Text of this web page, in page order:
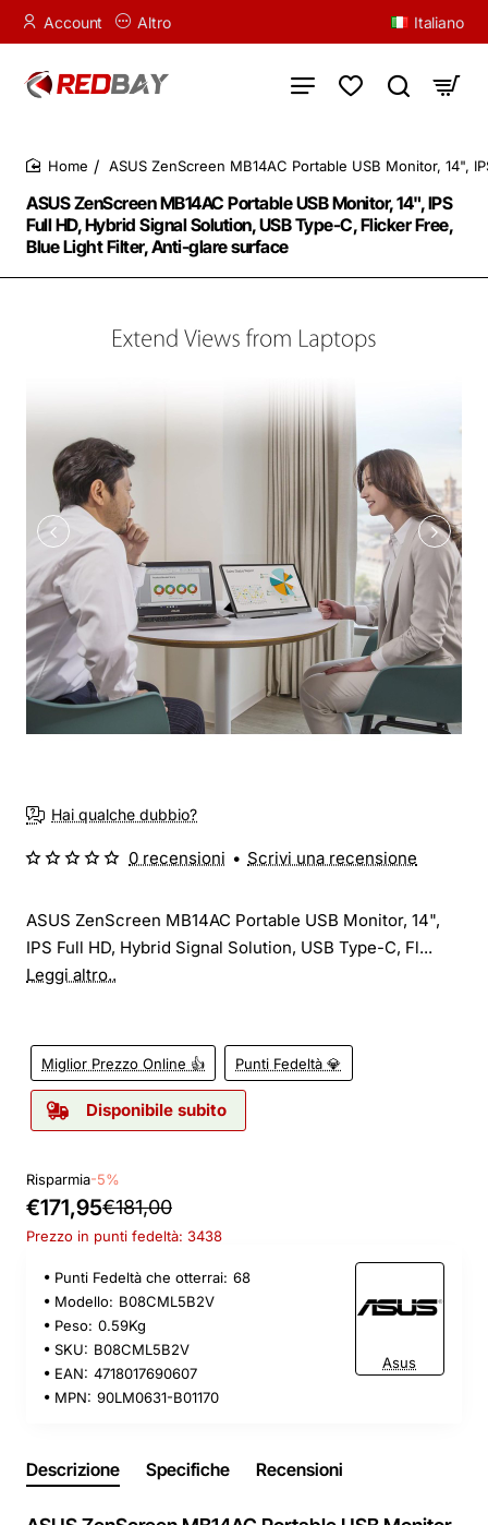
Account Altro Italiano
ASUS ZenScreen MB14AC Portable USB Monitor, 14", IPS
Full HD, Hybrid Signal Solution, USB Type-C, Flicker Free,
Blue Light Filter, Anti-glare surface
ASUS ZenScreen MB14AC Portable USB Monitor, 14",
Hai qualche dubbio?
ASUS ZenScreen MB14AC Portable USB Monitor, 14",
IPS Full HD, Hybrid Signal Solution, USB Type-C, Fl...
Leggi altro..
Miglior Prezzo Online 👍 Punti Fedeltà 💎
Disponibile subito
0 recensioni • Scrivi una recensione
Risparmia-5%
€171,95€181,00
Prezzo in punti fedeltà: 3438
Punti Fedeltà che otterrai: 68
Modello: B08CML5B2V
Peso: 0.59Kg
SKU: B08CML5B2V
EAN: 4718017690607
MPN: 90LM0631-B01170
Asus
Descrizione Specifiche Recensioni